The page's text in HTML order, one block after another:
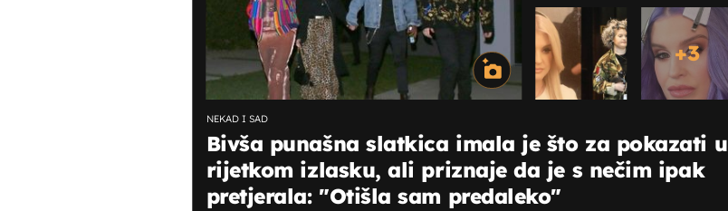
+3
NEKAD I SAD
Bivša punašna slatkica imala je što za pokazati u
rijetkom izlasku, ali priznaje da je s nečim ipak
pretjerala: "Otišla sam predaleko"